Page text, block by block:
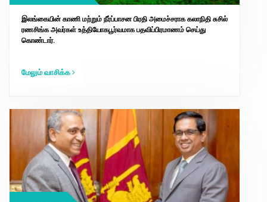
இலங்கையின் காணி மற்றும் நீர்ப்பாசன பிரதி அமைச்சராக கலாநிதி சுசில்
ரணசிங்க அவர்கள் உத்தியோகபூர்வமாக பதவிப்பிரமாணம் செய்து
கொண்டார்.
மேலும் வாசிக்க